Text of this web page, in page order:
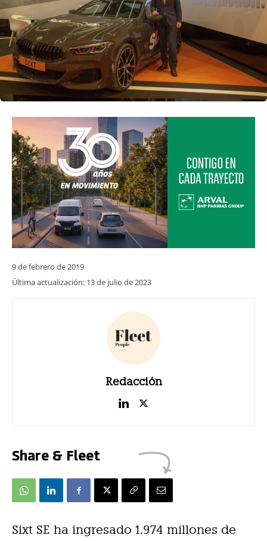
9 de febrero de 2019
Última actualización: 13 de julio de 2023
Redacción
Share & Fleet
Sixt SE ha ingresado 1.974 millones de